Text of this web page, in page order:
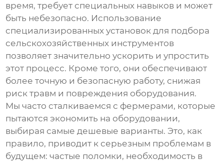
время, требует специальных навыков и может
быть небезопасно. Использование
специализированныхустановок для подбора
сельскохозяйственных инструментов
позволяет значительно ускорить и упростить
этот процесс. Кроме того, они обеспечивают
более точную и безопасную работу, снижая
риск травм и повреждения оборудования.
Мы часто сталкиваемся с фермерами, которые
пытаются экономить на оборудовании,
выбирая самые дешевые варианты. Это, как
правило, приводит к серьезным проблемам в
будущем: частые поломки, необходимость в